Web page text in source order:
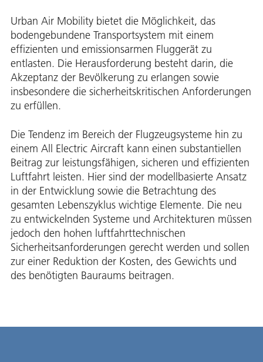
Urban Air Mobility bietet die Möglichkeit, das
bodengebundene Transportsystem mit einem
effizienten und emissionsarmen Fluggerät zu
entlasten. Die Herausforderung besteht darin, die
Akzeptanz der Bevölkerung zu erlangen sowie
insbesondere die sicherheitskritischen Anforderungen
zu erfüllen.
Die Tendenz im Bereich der Flugzeugsysteme hin zu
einem All Electric Aircraft kann einen substantiellen
Beitrag zur leistungsfähigen, sicheren und effizienten
Luftfahrt leisten. Hier sind der modellbasierte Ansatz
in der Entwicklung sowie die Betrachtung des
gesamten Lebenszyklus wichtige Elemente. Die neu
zu entwickelnden Systeme und Architekturen müssen
jedoch den hohen luftfahrttechnischen
Sicherheitsanforderungen gerecht werden und sollen
zur einer Reduktion der Kosten, des Gewichts und
des benötigten Bauraums beitragen.